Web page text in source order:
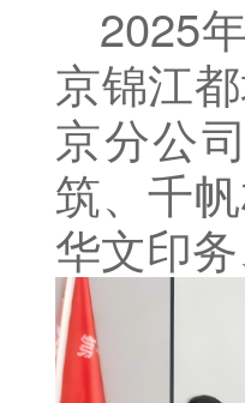
2025
京锦江
京分公
筑、千
华文印